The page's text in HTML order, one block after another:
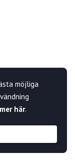
möjliga
här.